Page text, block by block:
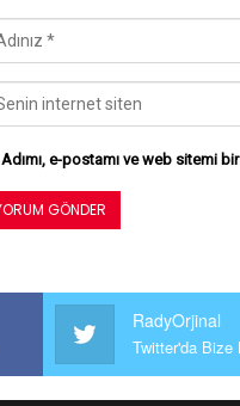
Adımı, e-postamı ve web sitemi
RadyOrjinal
Twitter'da Bize